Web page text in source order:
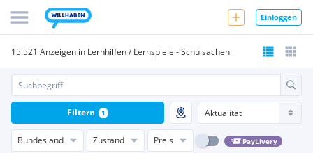
Einloggen
15.521 Anzeigen in Lernhilfen / Lernspiele - Schulsachen
Bundesland Zustand Preis PayLivery
Filtern 1